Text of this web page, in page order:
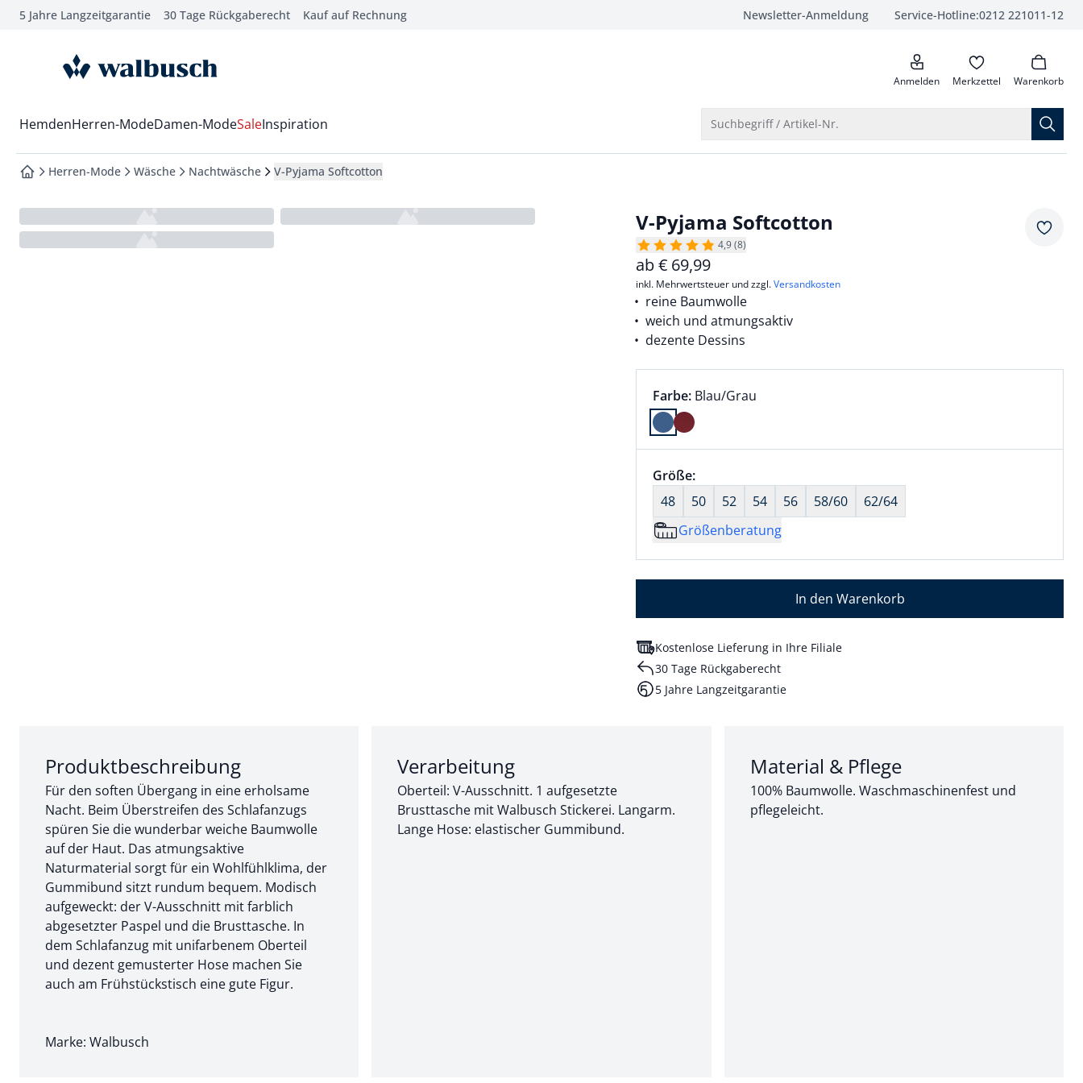
springen
springen
springen
5 Jahre Langzeitgarantie 30 Tage Rückgaberecht Kauf auf Rechnung Newsletter-Anmeldung Service-Hotline:0212 221011-12
anrufen
zur Startseite Anmelden Merkzettel Warenkorb
Wechsel in das Menü mit Pfeil-Runter Taste
HemdenHerren-ModeDamen-ModeSaleInspiration Suchbegriff / Artikel-Nr.
zur Startseite
Herren-Mode Wäsche Nachtwäsche V-Pyjama Softcotton
V-Pyjama Softcotton
4,9 (8)
ab€ 69,99
inkl. Mehrwertsteuer und zzgl.Versandkosten
reine Baumwolle
weich und atmungsaktiv
dezente Dessins
Farbauswahl:
Farbe: aktuell ausgewählt:
Blau/Grau
Farbe Blau/Grau ausgewählt
Größenauswahl:
Größe:nichts ausgewählt
48
50 52 54 56 58/60
62/64
Größenberatung
In den Warenkorb
Kostenlose Lieferung in Ihre Filiale
30 Tage Rückgaberecht
5 Jahre Langzeitgarantie
Abschnitt 1 von 3:
Produktbeschreibung
Für den soften Übergang in eine erholsame
Nacht. Beim Überstreifen des Schlafanzugs
spüren Sie die wunderbar weiche Baumwolle
auf der Haut. Das atmungsaktive
Naturmaterial sorgt für ein Wohlfühlklima, der
Gummibund sitzt rundum bequem. Modisch
aufgeweckt: der V-Ausschnitt mit farblich
abgesetzter Paspel und die Brusttasche. In
dem Schlafanzug mit unifarbenem Oberteil
und dezent gemusterter Hose machen Sie
auch am Frühstückstisch eine gute Figur.
Marke: Walbusch
Abschnitt 2 von 3:
Verarbeitung
Oberteil: V-Ausschnitt. 1 aufgesetzte
Brusttasche mit Walbusch Stickerei. Langarm.
Lange Hose: elastischer Gummibund.
Abschnitt 3 von 3:
Material & Pflege
100% Baumwolle. Waschmaschinenfest und
pflegeleicht.